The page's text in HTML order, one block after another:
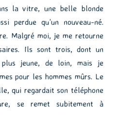
la vitre, une belle blonde
perdue qu’un nouveau-né.
Malgré moi, je me retourne
Ils sont trois, dont un
jeune, de loin, mais je
pour les hommes mûrs. Le
qui regardait son téléphone
se remet subitement à